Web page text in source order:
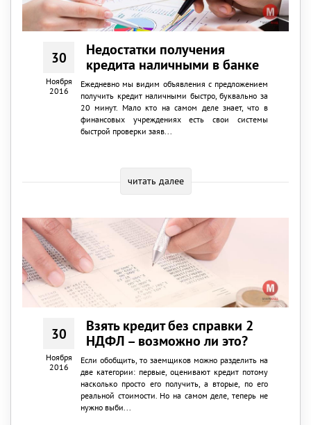
30
Ноября
2016
Недостатки получения
кредита наличными в банке
Ежедневно мы видим объявления с предложением
получить кредит наличными быстро, буквально за
20 минут. Мало кто на самом деле знает, что в
финансовых учреждениях есть свои системы
быстрой проверки заяв...
читать далее
30
Ноября
2016
Взять кредит без справки 2
НДФЛ – возможно ли это?
Если обобщить, то заемщиков можно разделить на
две категории: первые, оценивают кредит потому
насколько просто его получить, а вторые, по его
реальной стоимости. Но на самом деле, теперь не
нужно выби...